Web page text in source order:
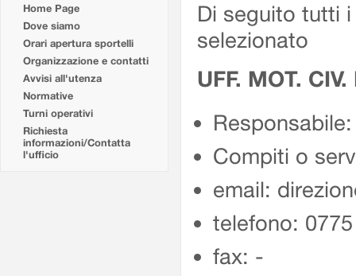
Home Page
Dove siamo
Orari apertura sportelli
Organizzazione e contatti
Avvisi all'utenza
Normative
Turni operativi
Richiesta
informazioni/Contatta
l'ufficio
Di seguito tutti
selezionato
UFF. MOT.
Compiti o
email:
telefono:
fax: -